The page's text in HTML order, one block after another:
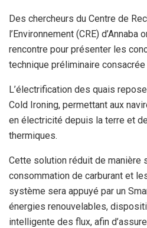
Des chercheurs du Centre de
l’Environnement (CRE)
rencontre pour présenter les
technique préliminaire consacrée
L’électrification des quais
Cold Ironing, permettant aux
en électricité depuis la terre et
thermiques.
Cette solution réduit de manière
consommation de carburant et
système sera appuyé par un
énergies renouvelables,
intelligente des flux, afin